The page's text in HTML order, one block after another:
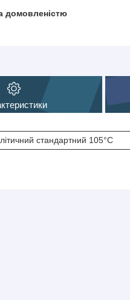
домовленістю
стандартний 105°С